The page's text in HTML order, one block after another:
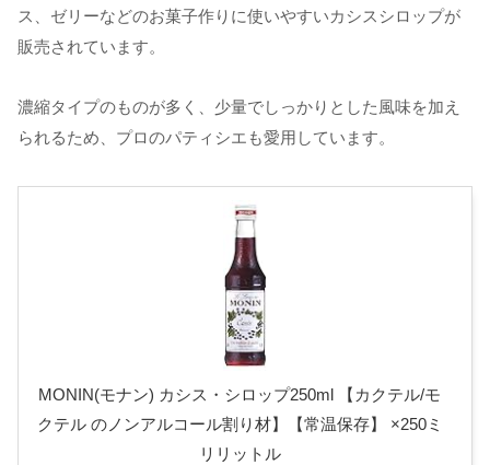
ス、ゼリーなどのお菓子作りに使いやすいカシスシロップが
販売されています。
濃縮タイプのものが多く、少量でしっかりとした風味を加え
られるため、プロのパティシエも愛用しています。
MONIN(モナン) カシス・シロップ250ml 【カクテル/モ
クテル のノンアルコール割り材】【常温保存】 ×250ミ
リリットル